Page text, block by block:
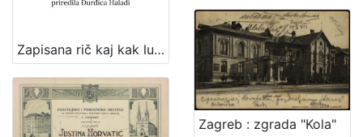
Zapisana rič kaj kak luč gori : zajednička zbirka poezije članova Udruge "Vladimir Maleković" / priredila Đurđica Haladi ; [tekstovi o pjesnicima Snježana Zrinjan]
Zagreb : zgrada "Kola"